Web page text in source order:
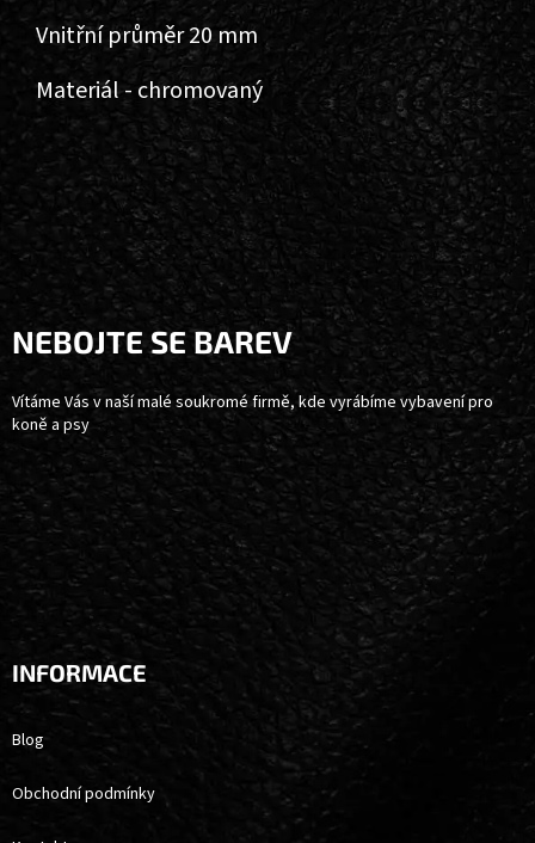
Vnitřní průměr 20 mm
Materiál - chromovaný
P
A
Í
NEBOJTE SE BAREV
Vítáme Vás v naší malé soukromé firmě, kde vyrábíme vybavení pro
koně a psy
INFORMACE
Blog
Obchodní podmínky